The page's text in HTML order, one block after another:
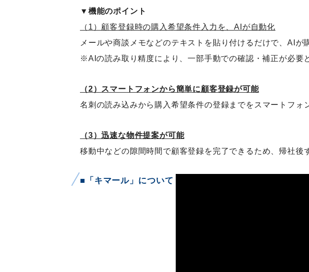
▼機能のポイント
（1）顧客登録時の購入希望条件入力を、AIが自動化
メールや商談メモなどのテキストを貼り付けるだけで、AI
※AIの読み取り精度により、一部手動での確認・補正が必要
（2）スマートフォンから簡単に顧客登録が可能
名刺の読み込みから購入希望条件の登録までをスマートフォ
（3）迅速な物件提案が可能
移動中などの隙間時間で顧客登録を完了できるため、帰社後
■「キマール」について